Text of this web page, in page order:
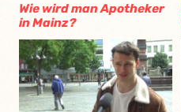
Wie wird man Apotheker
in Mainz?